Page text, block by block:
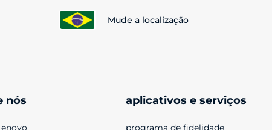
Mude a localização
nós aplicativos e serviços
programa de fidelidade